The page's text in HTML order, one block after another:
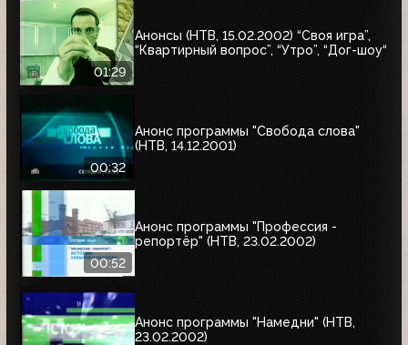
01:29
Анонсы (НТВ, 15.02.2002) “Своя игра”,
“Квартирный вопрос”, “Утро”, “Дог-шоу“
00:32
Анонс программы "Свобода слова"
(НТВ, 14.12.2001)
00:52
Анонс программы "Профессия -
репортёр" (НТВ, 23.02.2002)
Анонс программы "Намедни" (НТВ,
23.02.2002)